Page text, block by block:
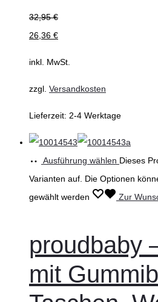
32,95€
26,36 €
inkl. MwSt.
zzgl. Versandkosten
Lieferzeit: 2-4 Werktage
Ausführung wählen Dieses
Varianten auf. Die Optionen
gewählt werden
Zur
proudbaby
mit